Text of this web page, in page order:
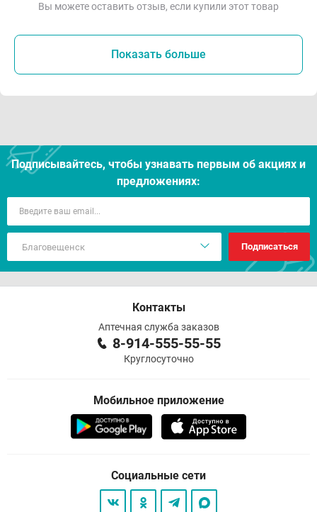
Вы можете оставить отзыв, если купили этот товар
Показать больше
Подписывайтесь, чтобы узнавать первым об акцияx и
предложениях:
Подписаться
Контакты
Аптечная служба заказов
8-914-555-55-55
Круглосуточно
Мобильное приложение
Социальные сети